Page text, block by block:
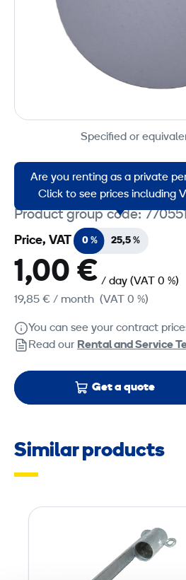
Specified or
Plastic Plate 640
Product group code:
Are you renting as a private
Click to see prices including
Price, VAT 0 % 25,5 %
1,00 € / day (VAT 0 %)
19,85 € / month (VAT 0 %)
You can see your contract
Read our Rental and Service
Get a quote
Similar products
i
k